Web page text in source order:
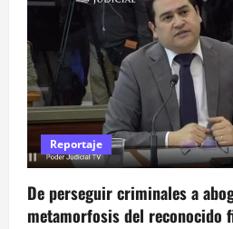
Reportaje
De perseguir criminales a
metamorfosis del reconocido